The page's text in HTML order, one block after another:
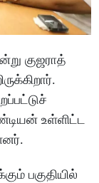
குஜராத்
உள்ளிட்ட
பகுதியில்